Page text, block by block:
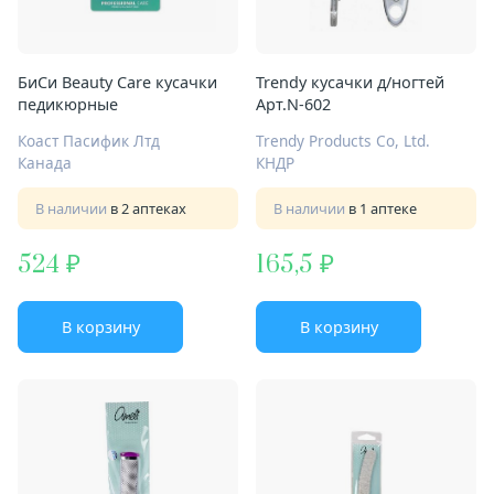
БиСи Beauty Care кусачки
педикюрные
Коаст Пасифик Лтд
Канада
В наличии в 2 аптеках
524
В корзину
Trendy кусачки д/ногтей
Арт.N-602
Trendy Products Co, Ltd.
КНДР
В наличии в 1 аптеке
165,5
В корзину